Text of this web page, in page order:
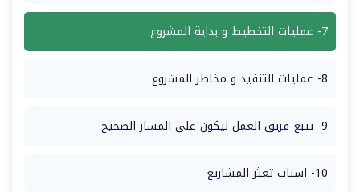
7- عمليات التخطيط و بداية المشروع
8- عمليات التنفيذ و مخاطر المشروع
9- تتبع فريق العمل ليكون على المسار الصحيح
10- اسباب تعثر المشاريع